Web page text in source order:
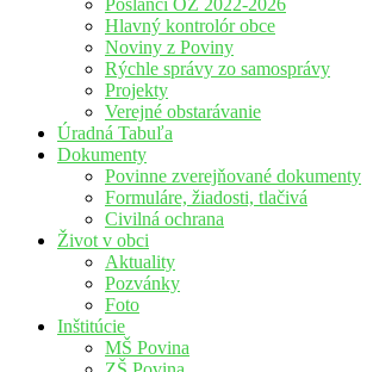
Poslanci OZ 2022-2026
Hlavný kontrolór obce
Noviny z Poviny
Rýchle správy zo samosprávy
Projekty
Verejné obstarávanie
Úradná Tabuľa
Dokumenty
Povinne zverejňované dokumenty
Formuláre, žiadosti, tlačivá
Civilná ochrana
Život v obci
Aktuality
Pozvánky
Foto
Inštitúcie
MŠ Povina